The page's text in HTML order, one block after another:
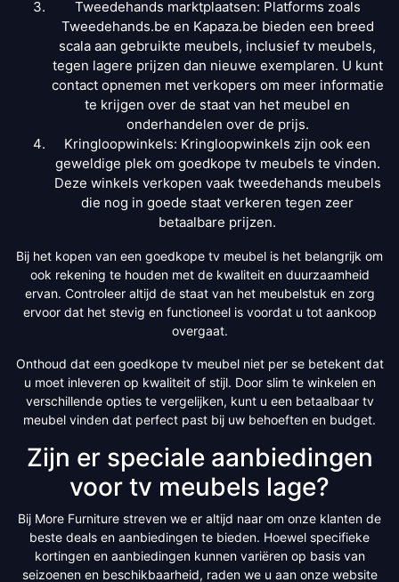
Tweedehands marktplaatsen: Platforms zoals
Tweedehands.be en Kapaza.be bieden een breed
scala aan gebruikte meubels, inclusief tv meubels,
tegen lagere prijzen dan nieuwe exemplaren. U kunt
contact opnemen met verkopers om meer informatie
te krijgen over de staat van het meubel en
onderhandelen over de prijs.
Kringloopwinkels: Kringloopwinkels zijn ook een
geweldige plek om goedkope tv meubels te vinden.
Deze winkels verkopen vaak tweedehands meubels
die nog in goede staat verkeren tegen zeer
betaalbare prijzen.
Bij het kopen van een goedkope tv meubel is het belangrijk om
ook rekening te houden met de kwaliteit en duurzaamheid
ervan. Controleer altijd de staat van het meubelstuk en zorg
ervoor dat het stevig en functioneel is voordat u tot aankoop
overgaat.
Onthoud dat een goedkope tv meubel niet per se betekent dat
u moet inleveren op kwaliteit of stijl. Door slim te winkelen en
verschillende opties te vergelijken, kunt u een betaalbaar tv
meubel vinden dat perfect past bij uw behoeften en budget.
Zijn er speciale aanbiedingen
voor tv meubels lage?
Bij More Furniture streven we er altijd naar om onze klanten de
beste deals en aanbiedingen te bieden. Hoewel specifieke
kortingen en aanbiedingen kunnen variëren op basis van
seizoenen en beschikbaarheid, raden we u aan onze website